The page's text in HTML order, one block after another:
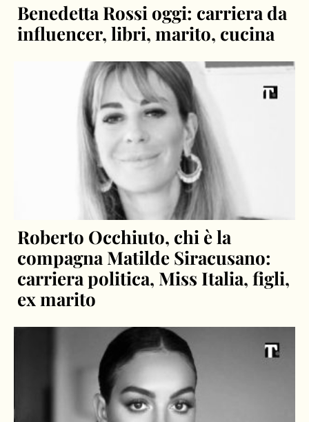
Benedetta Rossi oggi: carriera da
influencer, libri, marito, cucina
Roberto Occhiuto, chi è la
compagna Matilde Siracusano:
carriera politica, Miss Italia, figli,
ex marito